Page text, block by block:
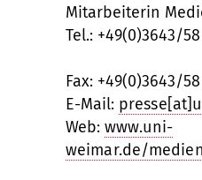
Mitarbeiterin
Tel.: +49(0)3643/
Fax: +49(0)3643/58
E-Mail:
Web: www.uni-
weimar.de/